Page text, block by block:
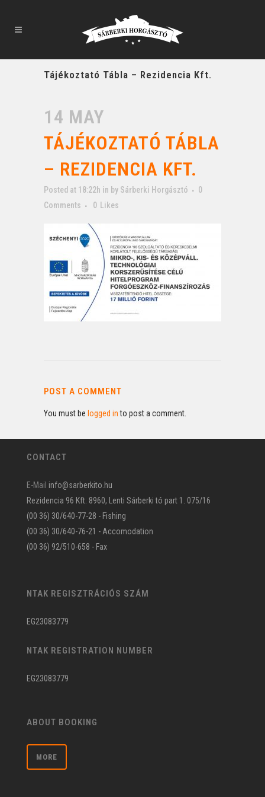
Tájékoztató Tábla – Rezidencia Kft.
14 MAY
TÁJÉKOZTATÓ TÁBLA
– REZIDENCIA KFT.
Posted at 18:22h in by Sárberki Horgásztó
0
Comments
0 Likes
POST A COMMENT
You must be logged into post a comment.
CONTACT
E-Mail info@sarberkito.hu
Rezidencia 96 Kft. 8960, Lenti Sárberki tó part 1. 075/16
(00 36) 30/640-77-28 - Fishing
(00 36) 30/640-76-21 - Accomodation
(00 36) 92/510-658 - Fax
NTAK REGISZTRÁCIÓS SZÁM
EG23083779
NTAK REGISTRATION NUMBER
EG23083779
ABOUT BOOKING
MORE